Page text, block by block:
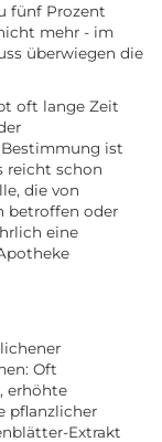
fünf Prozent
mehr - im
überwiegen die
oft lange Zeit
ist
reicht schon
die von
betroffen oder
eine
Oft
erhöhte
pflanzlicher
Extrakt